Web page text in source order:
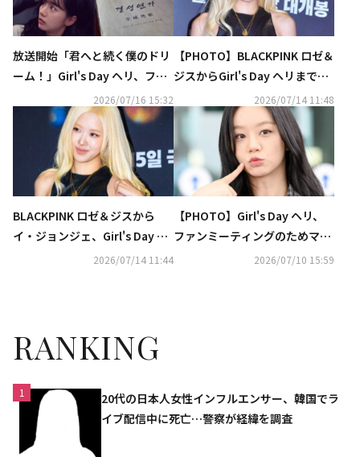
放送開始「君へと続く僕のドリ
ーム！」Girl's Day ヘリ、ファ
ン・イニョプと再会【ネタバレ
2026/07/16 15:32
【PHOTO】BLACKPINK ロゼ＆
ジスからGirl's Day ヘリまで、
映画「ホープ」VIP試写会に出
席（動画あり）
2026/07/14 11:48
BLACKPINK ロゼ＆ジスから
イ・ジョンジェ、Girl's Day ヘ
リまで豪華集結！映画「ホー
2026/07/14 11:44
【PHOTO】Girl's Day ヘリ、
ファンミーティングのためマカ
2026/07/10 15:59
RANKING
1
20代の日本人女性インフルエンサー、韓国でラ
イブ配信中に死亡…警察が経緯を調査